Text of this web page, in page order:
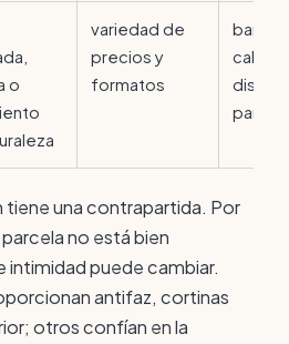
o
variedad de
precios y
formatos
baño,
tiene una contrapartida. Por
parcela no está bien
intimidad puede cambiar.
antifaz, cortinas
otros confían en la